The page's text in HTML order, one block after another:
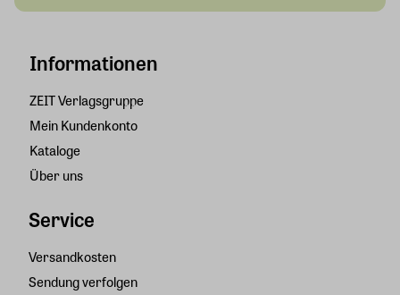
Informationen
ZEIT Verlagsgruppe
Mein Kundenkonto
Kataloge
Über uns
Service
Versandkosten
Sendung verfolgen